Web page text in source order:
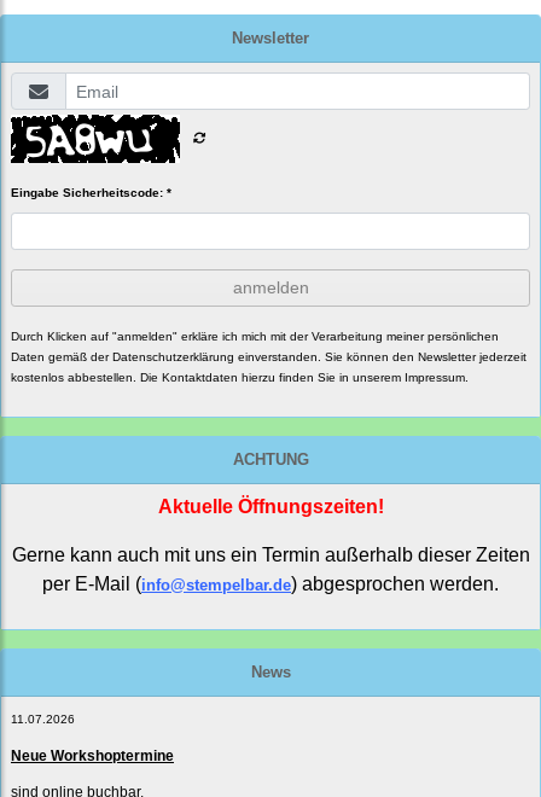
Newsletter
Eingabe Sicherheitscode: *
anmelden
Durch Klicken auf "anmelden" erkläre ich mich mit der Verarbeitung meiner persönlichen
Daten gemäß der Datenschutzerklärung einverstanden. Sie können den Newsletter jederzeit
kostenlos abbestellen. Die Kontaktdaten hierzu finden Sie in unserem Impressum.
ACHTUNG
Aktuelle Öffnungszeiten!
Gerne kann auch mit uns ein Termin außerhalb dieser Zeiten
per E-Mail (info@stempelbar.de) abgesprochen werden.
News
11.07.2026
Neue Workshoptermine
sind online buchbar.